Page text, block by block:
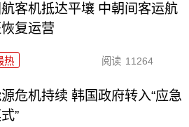
航客机抵达平壤 中朝间客运航
复运营
热 阅读 11264
危机持续 韩国政府转入“应急
”